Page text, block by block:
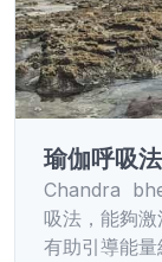
瑜伽呼吸
Chandra
吸法，能夠
有助引導能